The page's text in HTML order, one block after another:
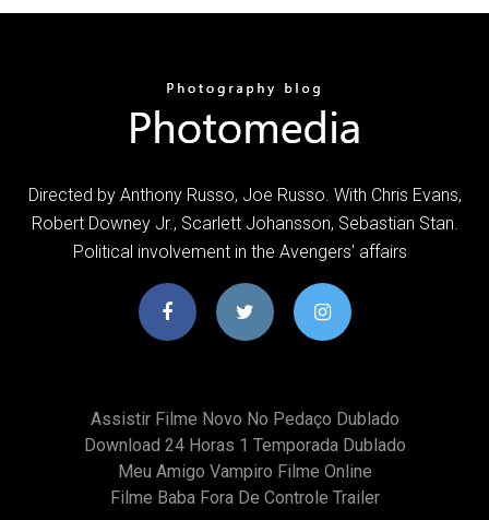
Directed by Anthony Russo, Joe Russo. With Chris Evans,
Robert Downey Jr., Scarlett Johansson, Sebastian Stan.
Political involvement in the Avengers' affairs
Assistir Filme Novo No Pedaço Dublado
Download 24 Horas 1 Temporada Dublado
Meu Amigo Vampiro Filme Online
Filme Baba Fora De Controle Trailer